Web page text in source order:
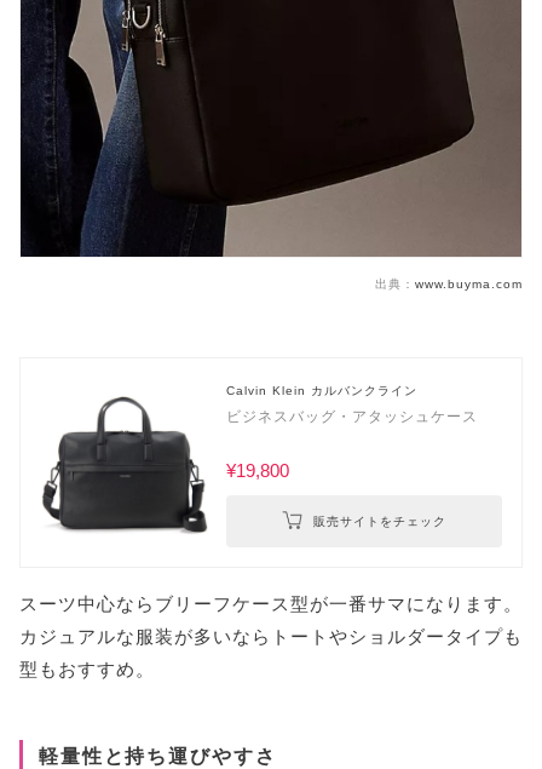
出典： www.buyma.com
Calvin Klein カルバンクライン
ビジネスバッグ・アタッシュケース
¥19,800
販売サイトをチェック
スーツ中心ならブリーフケース型が一番サマになります。
カジュアルな服装が多いならトートやショルダータイプも
型もおすすめ。
軽量性と持ち運びやすさ